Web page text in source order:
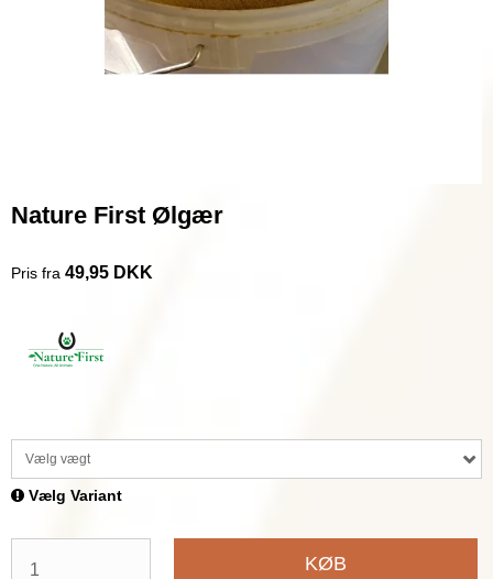
Nature First Ølgær
Pris fra 49,95 DKK
Vælg vægt
Vælg Variant
KØB